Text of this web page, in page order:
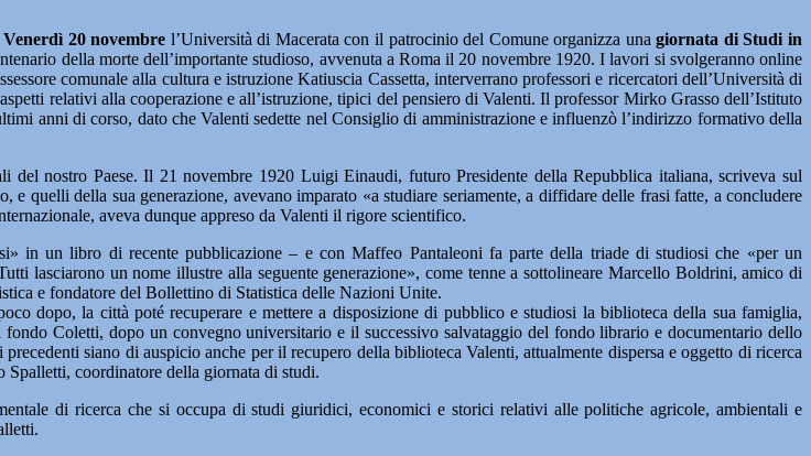
Venerdì 20 novembre l’Università di Macerata con il patrocinio del Comune organizza unagiornata di Studi in
della morte dell’importante studioso, avvenuta a Roma il 20 novembre 1920. I lavori si svolgeranno online
comunale alla cultura e istruzione Katiuscia Cassetta, interverrano professori e ricercatori dell’Università di
relativi alla cooperazione e all’istruzione, tipici del pensiero di Valenti. Il professor Mirko Grasso dell’Istituto
anni di corso, dato che Valenti sedette nel Consiglio di amministrazione e influenzò l’indirizzo formativo della
nostro Paese. Il 21 novembre 1920 Luigi Einaudi, futuro Presidente della Repubblica italiana, scriveva sul
quelli della sua generazione, avevano imparato «a studiare seriamente, a diffidare delle frasi fatte, a concludere
aveva dunque appreso da Valenti il rigore scientifico.
in un libro di recente pubblicazione – e con Maffeo Pantaleoni fa parte della triade di studiosi che «per un
lasciarono un nome illustre alla seguente generazione», come tenne a sottolineare Marcello Boldrini, amico di
e fondatore del Bollettino di Statistica delle Nazioni Unite.
dopo, la città poté recuperare e mettere a disposizione di pubblico e studiosi la biblioteca della sua famiglia,
Coletti, dopo un convegno universitario e il successivo salvataggio del fondo librario e documentario dello
siano di auspicio anche per il recupero della biblioteca Valenti, attualmente dispersa e oggetto di ricerca
Spalletti, coordinatore della giornata di studi.
di ricerca che si occupa di studi giuridici, economici e storici relativi alle politiche agricole, ambientali e